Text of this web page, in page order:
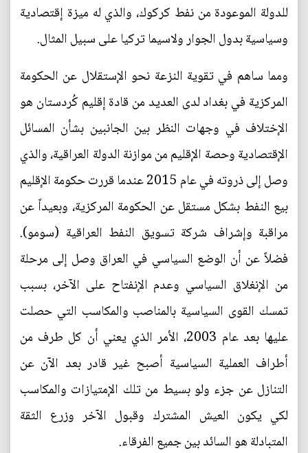
للدولة الموعودة من نفط كركوك، والذي له ميزة إقتصادية
وسياسية بدول الجوار ولاسيما تركيا على سبيل المثال.
ومما ساهم في تقوية النزعة نحو الإستقلال عن الحكومة
المركزية في بغداد لدى العديد من قادة إقليم كُردستان هو
الإختلاف في وجهات النظر بين الجانبين بشأن المسائل
الإقتصادية وحصة الإقليم من موازنة الدولة العراقية، والذي
وصل إلى ذروته في عام 2015 عندما قررت حكومة الإقليم
بيع النفط بشكل مستقل عن الحكومة المركزية، وبعيداً عن
مراقبة وإشراف شركة تسويق النفط العراقية (سومو).
فضلاً عن أن الوضع السياسي في العراق وصل إلى مرحلة
من الإنغلاق السياسي وعدم الإنفتاح على الآخر، بسبب
تمسك القوى السياسية بالمناصب والمكاسب التي حصلت
عليها بعد عام 2003، الأمر الذي يعني أن كل طرف من
أطراف العملية السياسية أصبح غير قادر بعد الآن عن
التنازل عن جزء ولو بسيط من تلك الإمتيازات والمكاسب
لكي يكون العيش المشترك وقبول الآخر وزرع الثقة
المتبادلة هو السائد بين جميع الفرقاء.